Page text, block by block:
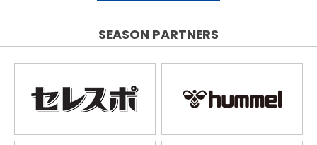
SEASON PARTNERS